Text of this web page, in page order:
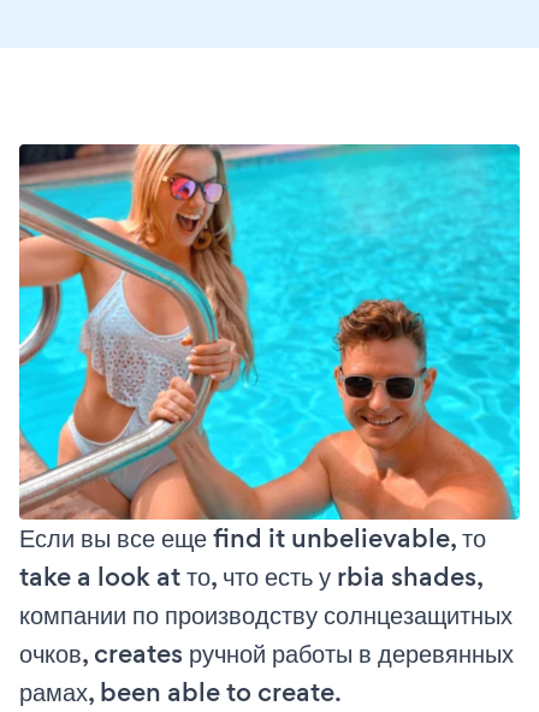
Если вы все еще find it unbelievable, то
take a look at то, что есть у rbia shades,
компании по производству солнцезащитных
очков, creates ручной работы в деревянных
рамах, been able to create.